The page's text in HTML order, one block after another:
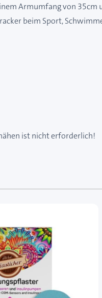
Armumfang von 35cm
beim Sport,
ist nicht erforderlich!